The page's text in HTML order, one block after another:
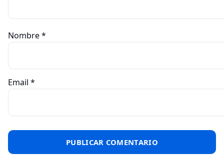
Nombre*
Email *